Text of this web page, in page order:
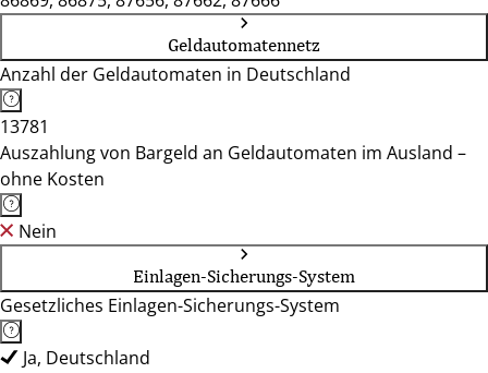
Geldautomatennetz
Anzahl der Geldautomaten in Deutschland
13781
Auszahlung von Bargeld an Geldautomaten im Ausland –
ohne Kosten
Nein
Einlagen-Sicherungs-System
Gesetzliches Einlagen-Sicherungs-System
Ja, Deutschland